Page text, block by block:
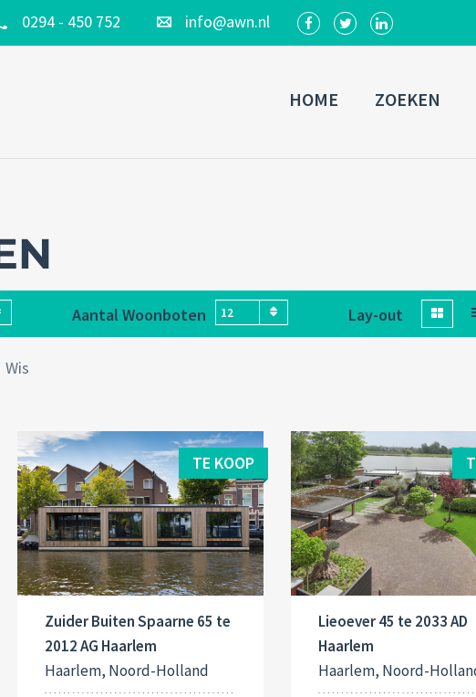
0294 - 450 752 info@awn.nl
HOME ZOEKEN
Aantal Woonboten 12 Lay-out
Wis
TE KOOP
Zuider Buiten Spaarne 65 te
2012 AG Haarlem
Haarlem, Noord-Holland
Lieoever 45 te 2033 AD
Haarlem
Haarlem, Noord-